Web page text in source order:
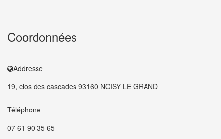
Coordonnées
Addresse
19, clos des cascades 93160 NOISY LE GRAND
Téléphone
07 61 90 35 65